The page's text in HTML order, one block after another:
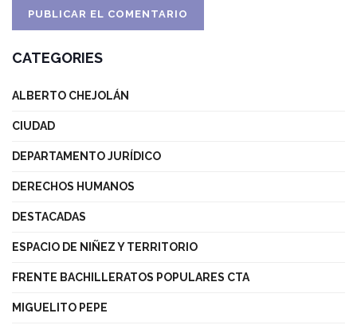
CATEGORIES
ALBERTO CHEJOLÁN
CIUDAD
DEPARTAMENTO JURÍDICO
DERECHOS HUMANOS
DESTACADAS
ESPACIO DE NIÑEZ Y TERRITORIO
FRENTE BACHILLERATOS POPULARES CTA
MIGUELITO PEPE